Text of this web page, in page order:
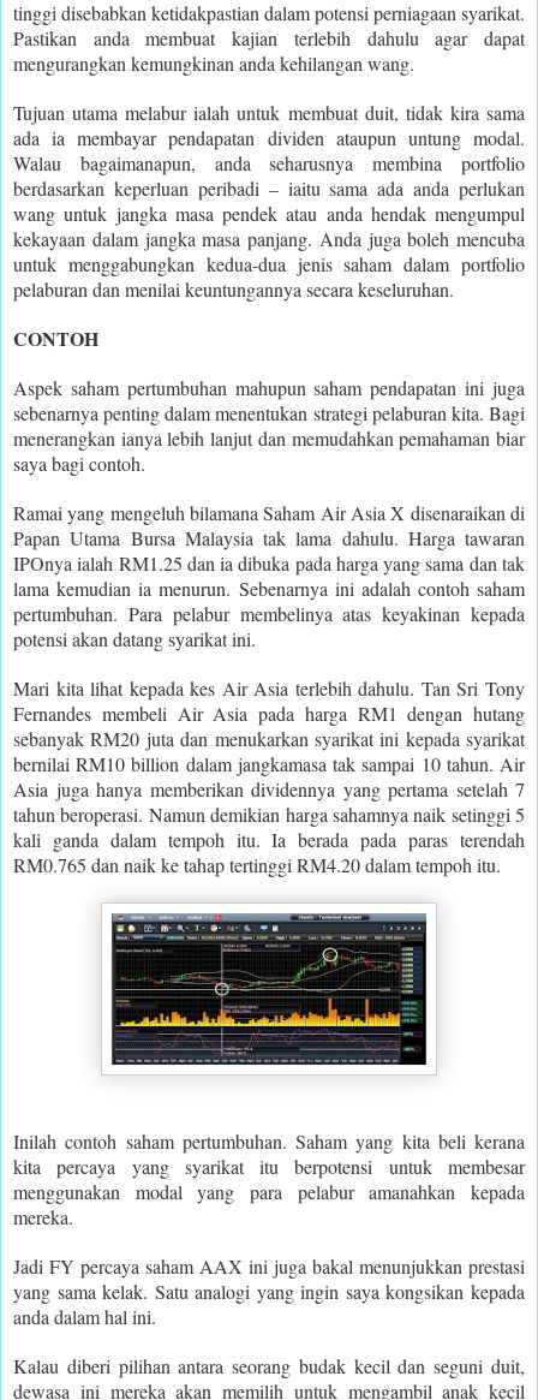
tinggi disebabkan ketidakpastian dalam potensi perniagaan syarikat.
Pastikan anda membuat kajian terlebih dahulu agar dapat
mengurangkan kemungkinan anda kehilangan wang.
Tujuan utama melabur ialah untuk membuat duit, tidak kira sama
ada ia membayar pendapatan dividen ataupun untung modal.
Walau bagaimanapun, anda seharusnya membina portfolio
berdasarkan keperluan peribadi – iaitu sama ada anda perlukan
wang untuk jangka masa pendek atau anda hendak mengumpul
kekayaan dalam jangka masa panjang. Anda juga boleh mencuba
untuk menggabungkan kedua-dua jenis saham dalam portfolio
pelaburan dan menilai keuntungannya secara keseluruhan.
CONTOH
Aspek saham pertumbuhan mahupun saham pendapatan ini juga
sebenarnya penting dalam menentukan strategi pelaburan kita. Bagi
menerangkan ianya lebih lanjut dan memudahkan pemahaman biar
saya bagi contoh.
Ramai yang mengeluh bilamana Saham Air Asia X disenaraikan di
Papan Utama Bursa Malaysia tak lama dahulu. Harga tawaran
IPOnya ialah RM1.25 dan ia dibuka pada harga yang sama dan tak
lama kemudian ia menurun. Sebenarnya ini adalah contoh saham
pertumbuhan. Para pelabur membelinya atas keyakinan kepada
potensi akan datang syarikat ini.
Mari kita lihat kepada kes Air Asia terlebih dahulu. Tan Sri Tony
Fernandes membeli Air Asia pada harga RM1 dengan hutang
sebanyak RM20 juta dan menukarkan syarikat ini kepada syarikat
bernilai RM10 billion dalam jangkamasa tak sampai 10 tahun. Air
Asia juga hanya memberikan dividennya yang pertama setelah 7
tahun beroperasi. Namun demikian harga sahamnya naik setinggi 5
kali ganda dalam tempoh itu. Ia berada pada paras terendah
RM0.765 dan naik ke tahap tertinggi RM4.20 dalam tempoh itu.
Inilah contoh saham pertumbuhan. Saham yang kita beli kerana
kita percaya yang syarikat itu berpotensi untuk membesar
menggunakan modal yang para pelabur amanahkan kepada
mereka.
Jadi FY percaya saham AAX ini juga bakal menunjukkan prestasi
yang sama kelak. Satu analogi yang ingin saya kongsikan kepada
anda dalam hal ini.
Kalau diberi pilihan antara seorang budak kecil dan seguni duit,
dewasa ini mereka akan memilih untuk mengambil anak kecil